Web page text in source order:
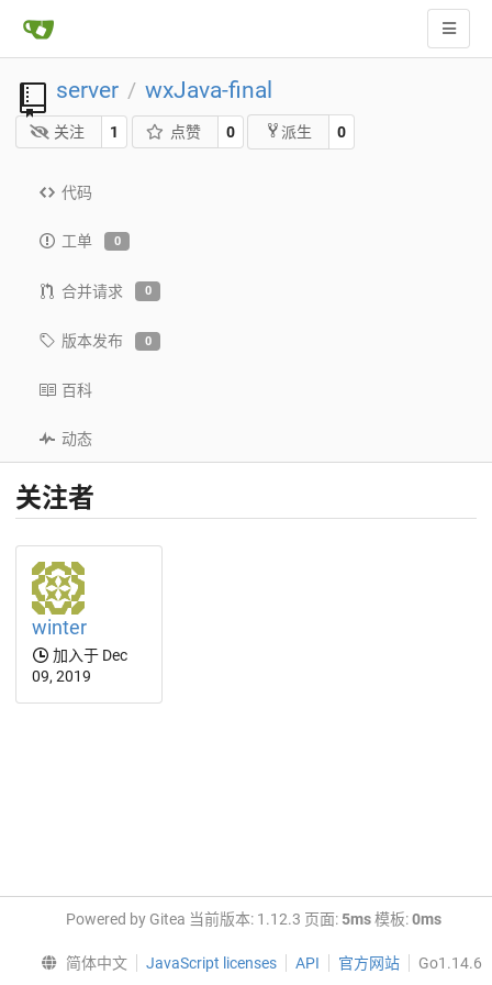
server / wxJava-final
关注 1 点赞 0 派生 0
代码
工单 0
合并请求 0
版本发布 0
百科
动态
关注者
winter
加入于 Dec
09, 2019
Powered by Gitea 当前版本: 1.12.3 页面: 5ms模板:0ms
简体中文 JavaScript licenses API 官方网站 Go1.14.6